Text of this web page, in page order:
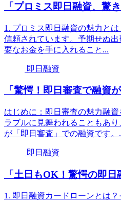
「プロミス即日融資、驚
1. プロミス即日融資の魅力と
信頼されています。予期せぬ
要なお金を手に入れること...
即日融資
「驚愕！即日審査で融資
はじめに：即日審査の魅力融
ラブルに見舞われることもあ
が「即日審査」での融資です。
即日融資
「土日もOK！驚愕の即
1. 即日融資カードローンとは